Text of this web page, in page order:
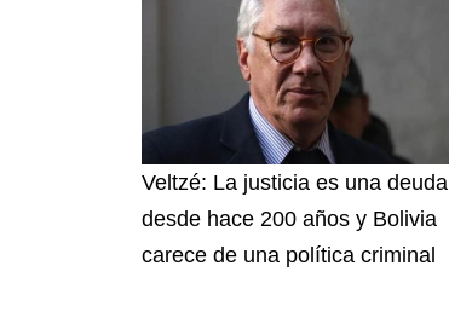
Veltzé: La justicia es una deuda
desde hace 200 años y Bolivia
carece de una política criminal